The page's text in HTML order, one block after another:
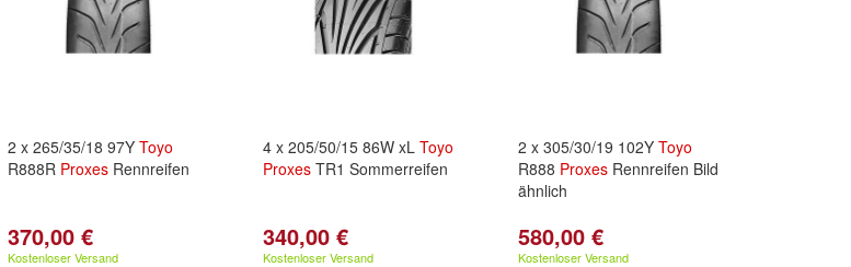
2 x 265/35/18 97Y Toyo
R888R Proxes Rennreifen
370,00 €
Kostenloser Versand
4 x 205/50/15 86W xL Toyo
Proxes TR1 Sommerreifen
340,00 €
Kostenloser Versand
2 x 305/30/19 102Y Toyo
R888 Proxes Rennreifen Bild
ähnlich
580,00 €
Kostenloser Versand